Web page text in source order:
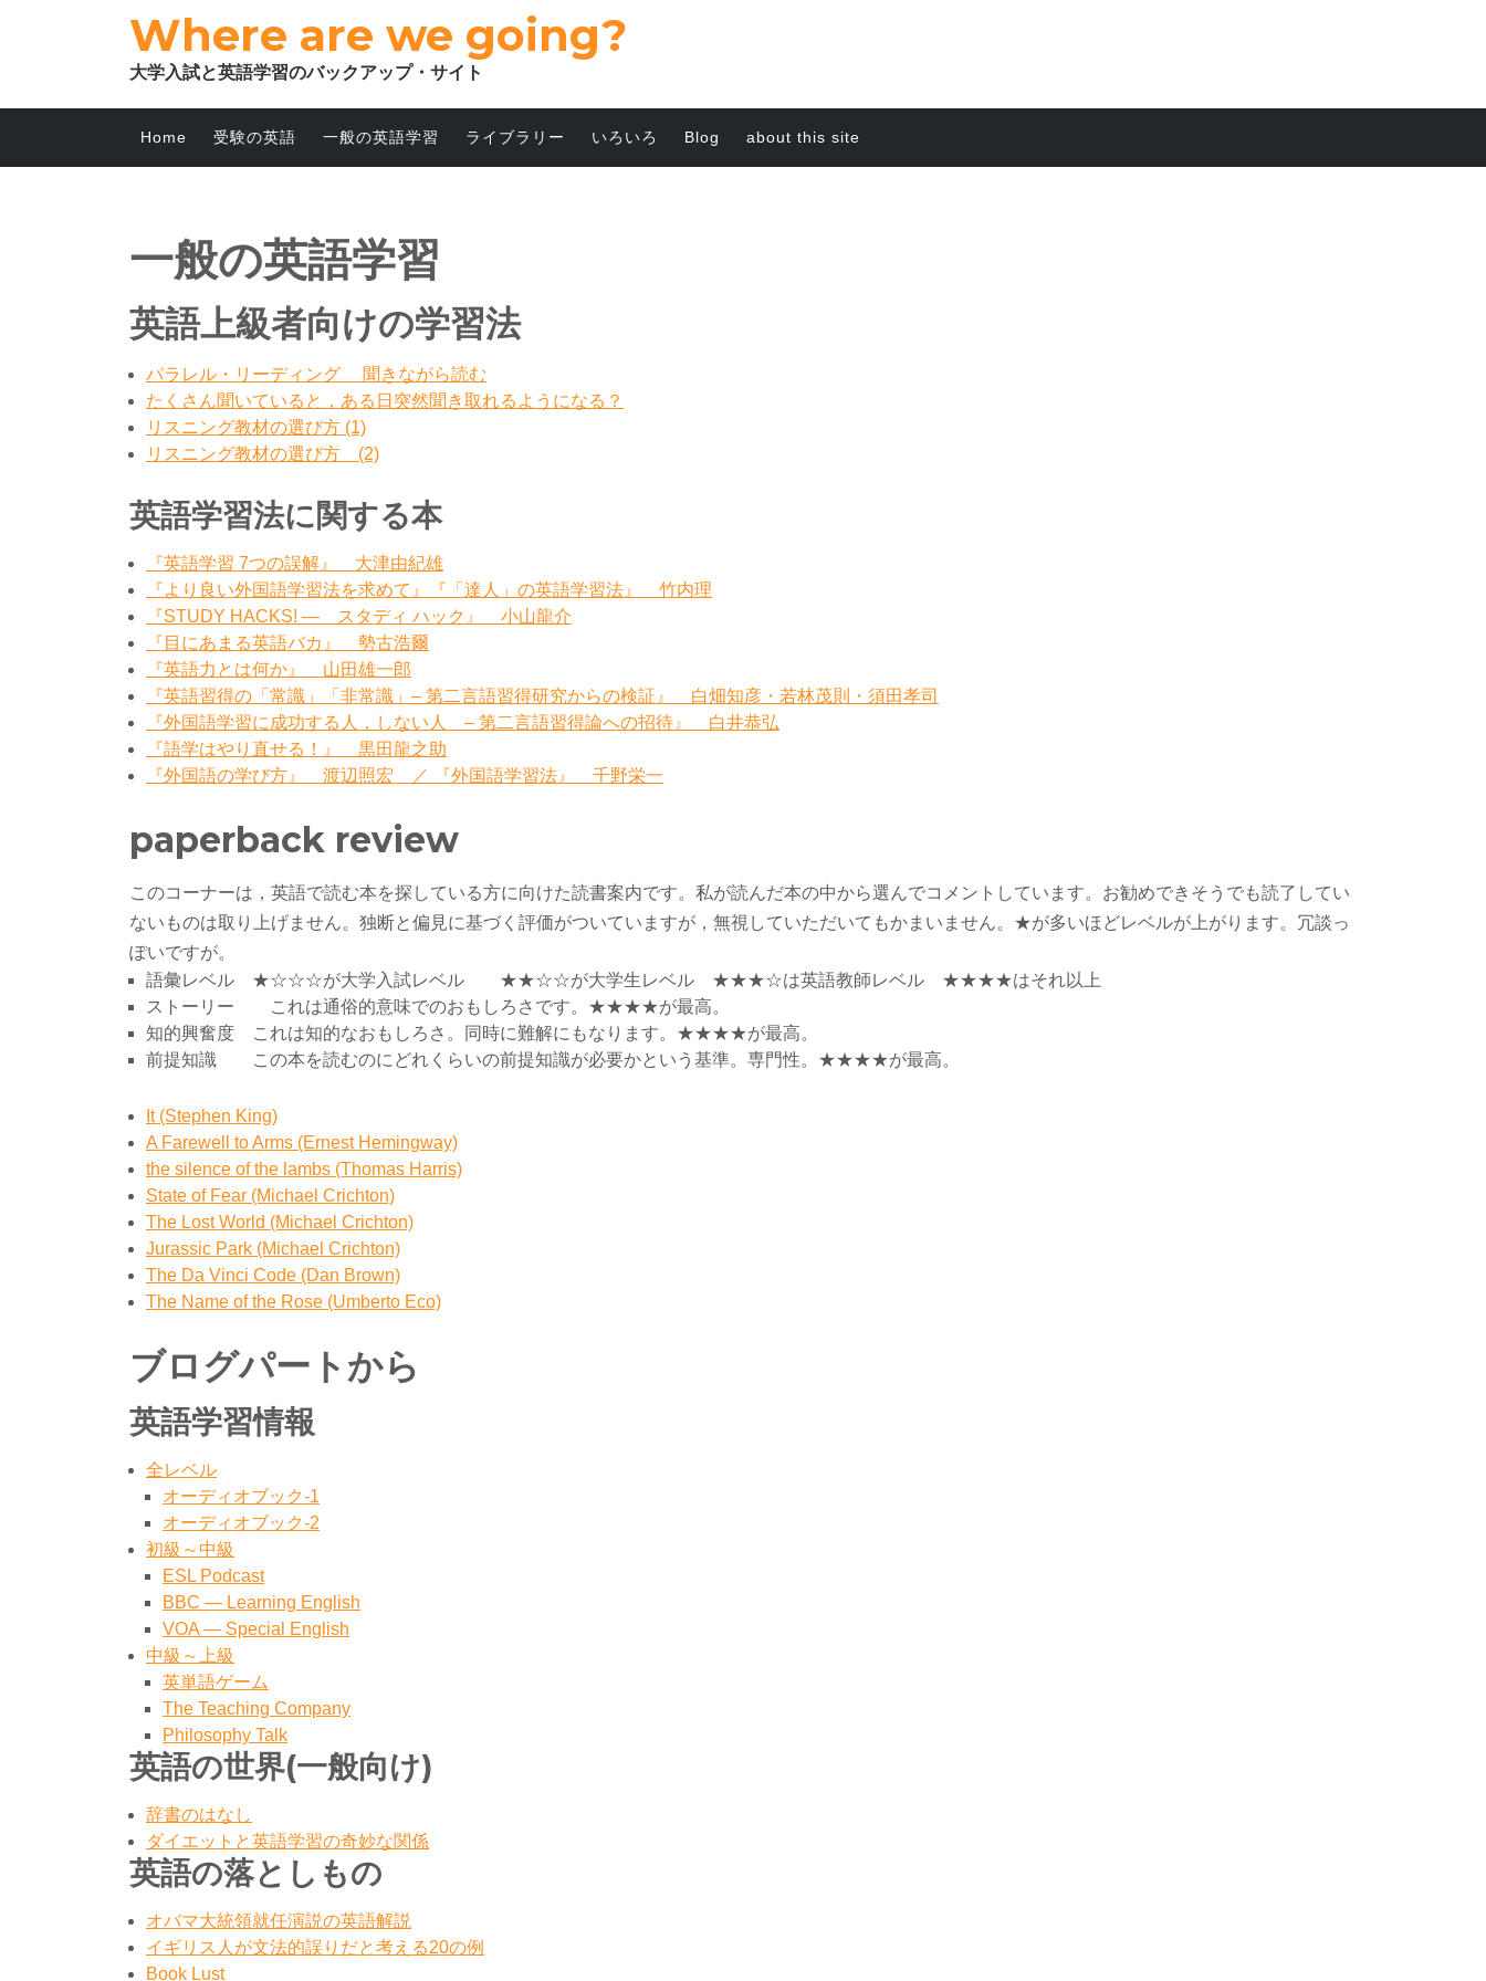
Where are we going?
大学入試と英語学習のバックアップ・サイト
Home 受験の英語 一般の英語学習 ライブラリー いろいろ Blog about this site
一般の英語学習
英語上級者向けの学習法
パラレル・リーディング 聞きながら読む
たくさん聞いていると，ある日突然聞き取れるようになる？
リスニング教材の選び方 (1)
リスニング教材の選び方 (2)
英語学習法に関する本
『英語学習 7つの誤解』 大津由紀雄
『より良い外国語学習法を求めて』『「達人」の英語学習法』 竹内理
『STUDY HACKS! ― スタディ ハック』 小山龍介
『目にあまる英語バカ』 勢古浩爾
『英語力とは何か』 山田雄一郎
『英語習得の「常識」「非常識」– 第二言語習得研究からの検証』 白畑知彦・若林茂則・須田孝司
『外国語学習に成功する人，しない人 – 第二言語習得論への招待』 白井恭弘
『語学はやり直せる！』 黒田龍之助
『外国語の学び方』 渡辺照宏 ／ 『外国語学習法』 千野栄一
paperback review
このコーナーは，英語で読む本を探している方に向けた読書案内です。私が読んだ本の中から選んでコメントしています。お勧めできそうでも読了してい
ないものは取り上げません。独断と偏見に基づく評価がついていますが，無視していただいてもかまいません。★が多いほどレベルが上がります。冗談っ
ぽいですが。
語彙レベル ★☆☆☆が大学入試レベル ★★☆☆が大学生レベル ★★★☆は英語教師レベル ★★★★はそれ以上
ストーリー これは通俗的意味でのおもしろさです。★★★★が最高。
知的興奮度 これは知的なおもしろさ。同時に難解にもなります。★★★★が最高。
前提知識 この本を読むのにどれくらいの前提知識が必要かという基準。専門性。★★★★が最高。
It (Stephen King)
A Farewell to Arms (Ernest Hemingway)
the silence of the lambs (Thomas Harris)
State of Fear (Michael Crichton)
The Lost World (Michael Crichton)
Jurassic Park (Michael Crichton)
The Da Vinci Code (Dan Brown)
The Name of the Rose (Umberto Eco)
ブログパートから
英語学習情報
全レベル
オーディオブック-1
オーディオブック-2
初級～中級
ESL Podcast
BBC — Learning English
VOA — Special English
中級～上級
英単語ゲーム
The Teaching Company
Philosophy Talk
英語の世界(一般向け)
辞書のはなし
ダイエットと英語学習の奇妙な関係
英語の落としもの
オバマ大統領就任演説の英語解説
イギリス人が文法的誤りだと考える20の例
Book Lust